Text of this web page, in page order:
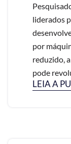
liderados
por
reduzido,
pode
LEIA A